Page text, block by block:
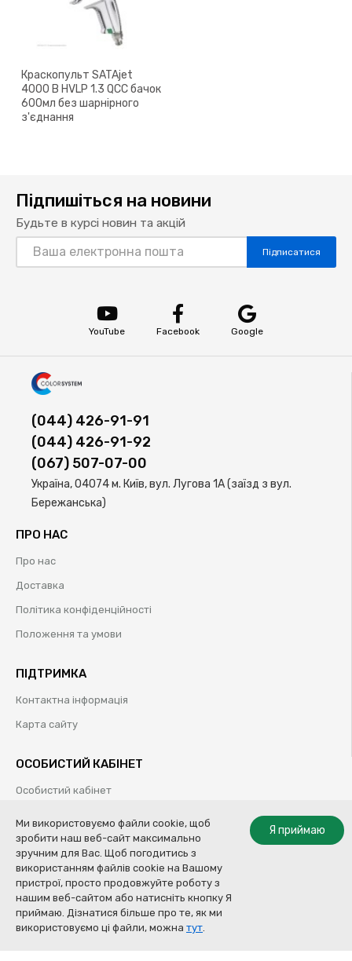
Повідомити про наявність
Краскопульт SATAjet
4000 B HVLP 1.3 QCC бачок
600мл без шарнірного
з'єднання
Підпишіться на новини
Будьте в курсі новин та акцій
Підписатися
YouTube Facebook Google
(044) 426-91-91
(044) 426-91-92
(067) 507-07-00
Україна, 04074 м. Київ, вул. Лугова 1А (заїзд з вул.
Бережанська)
ПРО НАС
Про нас
Доставка
Політика конфіденційності
Положення та умови
ПІДТРИМКА
Контактна інформація
Карта сайту
ОСОБИСТИЙ КАБІНЕТ
Особистий кабінет
Обрані товари
© Колор Систем ТОВ | Професійні рішення для кузовного ремонту |
2009-2020
Я приймаю
Ми використовуємо файли cookie, щоб
зробити наш веб-сайт максимально
зручним для Вас. Щоб погодитись з
використанням файлів cookie на Вашому
пристрої, просто продовжуйте роботу з
нашим веб-сайтом або натисніть кнопку Я
приймаю. Дізнатися більше про те, як ми
використовуємо ці файли, можна тут.